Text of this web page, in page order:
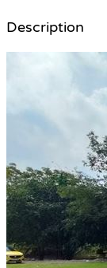
Description